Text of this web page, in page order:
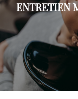
ENTRETIEN